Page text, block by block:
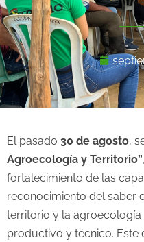
El pasado 30 de agosto,
Agroecología y Territorio”
fortalecimiento de las
reconocimiento del saber
territorio y la
productivo y técnico.